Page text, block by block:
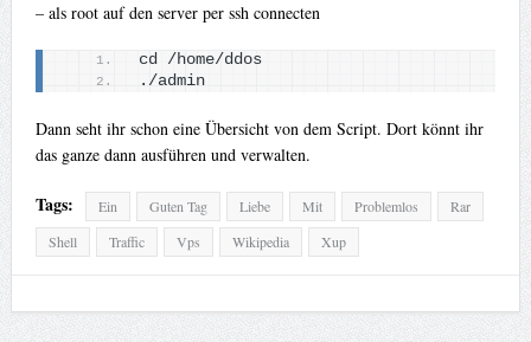
– als root auf den server per ssh connecten
cd /home/ddos
./admin
Dann seht ihr schon eine Übersicht von dem Script. Dort könnt ihr
das ganze dann ausführen und verwalten.
Tags: Ein Guten Tag Liebe Mit Problemlos
Rar
Shell
Traffic Vps Wikipedia Xup